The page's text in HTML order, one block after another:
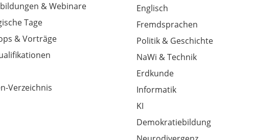
& Webinare
Tage
& Vorträge
Verzeichnis
Englisch
Fremdsprachen
Politik & Geschichte
NaWi & Technik
Erdkunde
Informatik
KI
Demokratiebildung